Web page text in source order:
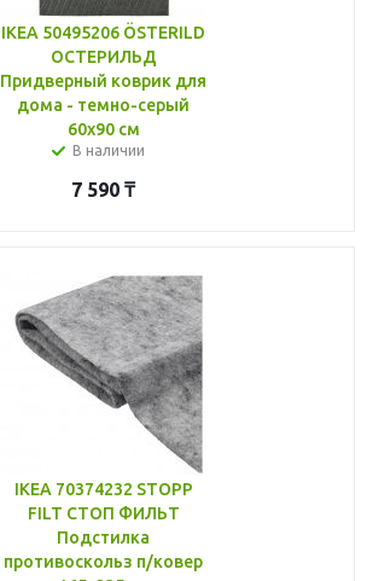
IKEA 50495206 ÖSTERILD
ОСТЕРИЛЬД
Придверный коврик для
дома - темно-серый
60x90 см
В наличии
7 590 ₸
IKEA 70374232 STOPP
FILT СТОП ФИЛЬТ
Подстилка
противоскольз п/ковер